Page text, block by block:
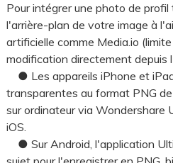
Pour intégrer une photo de
l'arrière-plan de votre image à
artificielle comme Media.io
modification directement depuis
● Les appareils iPhone et
transparentes au format PNG
sur ordinateur via
iOS.
● Sur Android, l'application